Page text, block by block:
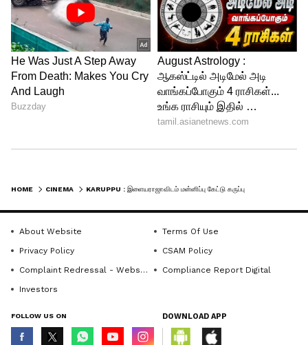
எதிராக கருப்பசாமி அவதாரத்தில் சூர்யா
களமிறங்குகிறார். அவருக்கும் வக்கீல் பேபி
கண்ணனாக வரும் ஆர்.ஜே. பாலாஜிக்கும்
இடையே நடைபெறும் மோதலே கதையின்
மையக்கரு. குறிப்பாக கிளைமாக்ஸில்
இடம்பெறும் “பதினெட்டாம் படி கருப்பு”
5
Image Credit : Dream Warrior Pictures
இளையராஜா சர்ச்சை
HOME CINEMA
About Website
Terms Of Use
Privacy Policy
CSAM Policy
Complaint Redressal - Website
Compliance Report Digital
Investors
FOLLOW US ON DOWNLOAD APP